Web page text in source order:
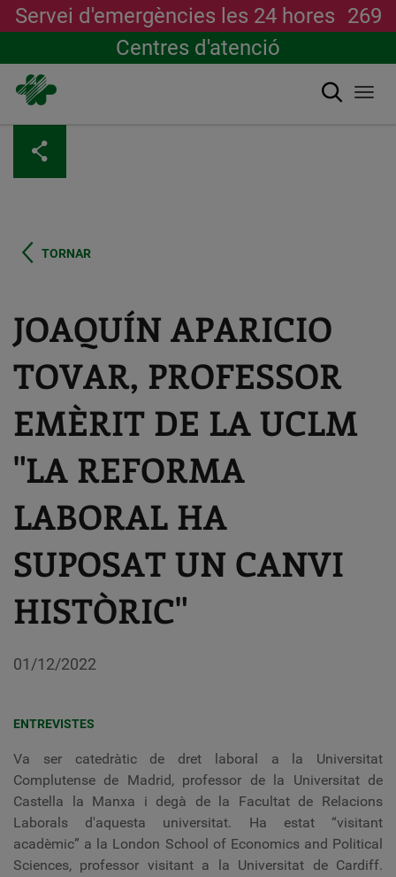
contingut
Servei d'emergències les 24 hores 269
Centres d'atenció
Cerca
TORNAR
JOAQUÍN APARICIO
TOVAR, PROFESSOR
EMÈRIT DE LA UCLM
"LA REFORMA
LABORAL HA
SUPOSAT UN CANVI
HISTÒRIC"
01/12/2022
ENTREVISTES
Va ser catedràtic de dret laboral a la Universitat
Complutense de Madrid, professor de la Universitat de
Castella la Manxa i degà de la Facultat de Relacions
Laborals d'aquesta universitat. Ha estat “visitant
acadèmic” a la London School of Economics and Political
Sciences, professor visitant a la Universitat de Cardiff.